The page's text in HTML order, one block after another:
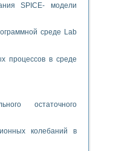
среды программирования LabVIEW
RS232
SPICE- модели
среде Lab
процессов в среде
остаточного
колебаний в